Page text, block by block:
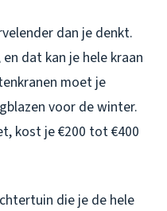
dan je denkt.
dat kan je hele kraan
moet je
voor de winter.
kost je €200 tot €400
die je de hele